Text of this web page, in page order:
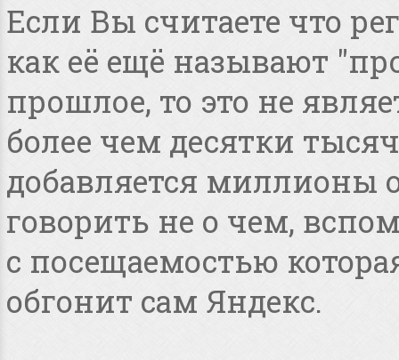
Если Вы считаете что
как её ещё называют
прошлое, то это не
более чем десятки
добавляется миллионы
говорить не о чем,
с посещаемостью
обгонит сам Яндекс.